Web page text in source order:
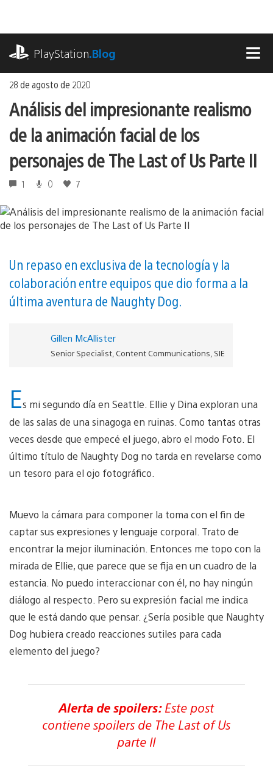
contenido
PlayStation.Blog
28 de agosto de 2020
Análisis del impresionante realismo
de la animación facial de los
personajes de The Last of Us Parte II
1 0 7
Un repaso en exclusiva de la tecnología y la
colaboración entre equipos que dio forma a la
última aventura de Naughty Dog.
Gillen McAllister
Senior Specialist, Content Communications, SIE
Es mi segundo día en Seattle. Ellie y Dina exploran una
de las salas de una sinagoga en ruinas. Como tantas otras
veces desde que empecé el juego, abro el modo Foto. El
último título de Naughty Dog no tarda en revelarse como
un tesoro para el ojo fotográfico.
Muevo la cámara para componer la toma con el fin de
captar sus expresiones y lenguaje corporal. Trato de
encontrar la mejor iluminación. Entonces me topo con la
mirada de Ellie, que parece que se fija en un cuadro de la
estancia. No puedo interaccionar con él, no hay ningún
diálogo al respecto. Pero su expresión facial me indica
que le está dando que pensar. ¿Sería posible que Naughty
Dog hubiera creado reacciones sutiles para cada
elemento del juego?
Alerta de spoilers:Este post
contiene spoilers de The Last of Us
parte II